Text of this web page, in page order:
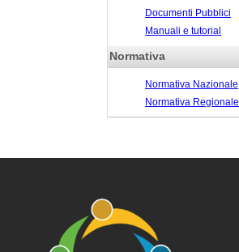
Documenti Pubblici
Manuali e tutorial
Normativa
Normativa Nazionale
Normativa Regionale